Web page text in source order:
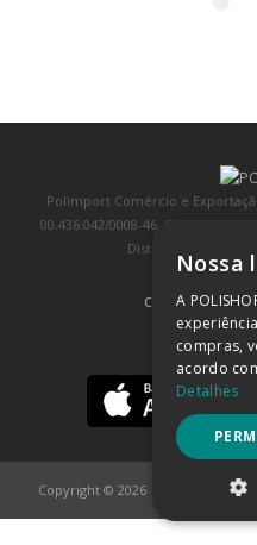
Polimport Comércio e
00.436.042/0008-46, IE
Distrito Industrial,
COMPRA 100%
BAIXE
Copyright © 2026
Nossa
A
compras,
acordo
Detalhes